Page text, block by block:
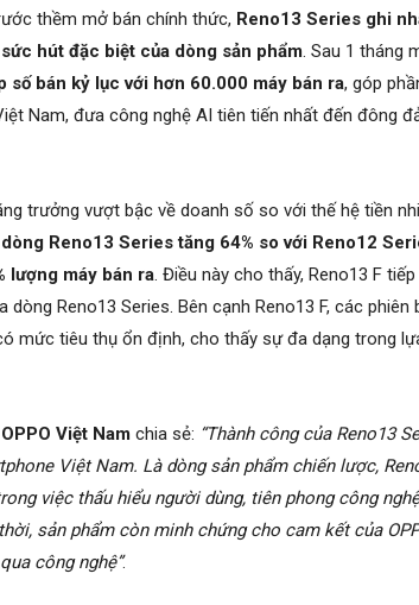
thềm mở bán chính thức, Reno13 Series ghi
hút đặc biệt của dòng sản phẩm. Sau 1 tháng
số bán kỷ lục với hơn 60.000 máy bán ra, góp
Nam, đưa công nghệ AI tiên tiến nhất đến đông
trưởng vượt bậc về doanh số so với thế hệ tiền
Reno13 Series tăng 64% so với Reno12
lượng máy bán ra. Điều này cho thấy, Reno13 F
Reno13 Series. Bên cạnh Reno13 F, các phiên
mức tiêu thụ ổn định, cho thấy sự đa dạng trong
Việt Nam chia sẻ: “Thành công của Reno13
Việt Nam. Là dòng sản phẩm chiến lược,
việc thấu hiểu người dùng, tiên phong công
sản phẩm còn minh chứng cho cam kết của
công nghệ”.